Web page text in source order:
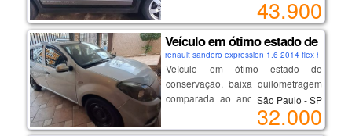
- tecnologia: painel digital (active
info display), multimídia vw play e
modos de condução;
- segurança: acc (piloto automático
adaptativo) e frenagem autônoma
de emergência;
- estado de novo: único dono e com
todas revisões na concessionária.
aqui está o link:
https://caragencia.com/br/car-
finder/2012-suzuki-sx4
43.900
Veículo em ótimo estado de
renault sandero expression 1.6 2014 flex hatch
Veículo em ótimo estado de
conservação. baixa quilometragem
comparada ao ano de fabricação.
sem dívidas, ipva pago, possui
seguro.
São Paulo - SP
32.000